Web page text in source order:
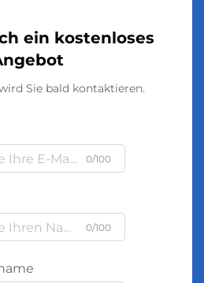
ein kostenloses
Sie bald kontaktieren.
0/100
0/100